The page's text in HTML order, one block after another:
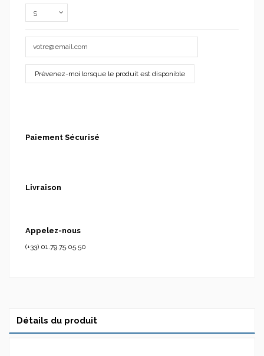
Paiement Sécurisé
Livraison
Appelez-nous
(+33) 01.79.75.05.50
Détails du produit